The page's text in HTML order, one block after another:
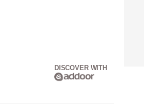
DISCOVER WITH